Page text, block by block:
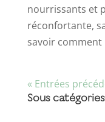
nourrissants et
réconfortante,
savoir comment
« Entrées
Sous catégories